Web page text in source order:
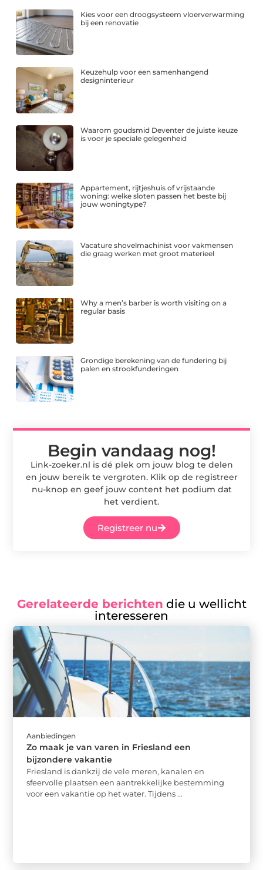
Kies voor een droogsysteem vloerverwarming
bij een renovatie
Keuzehulp voor een samenhangend
designinterieur
Waarom goudsmid Deventer de juiste keuze
is voor je speciale gelegenheid
Appartement, rijtjeshuis of vrijstaande
woning: welke sloten passen het beste bij
jouw woningtype?
Vacature shovelmachinist voor vakmensen
die graag werken met groot materieel
Why a men’s barber is worth visiting on a
regular basis
Grondige berekening van de fundering bij
palen en strookfunderingen
Begin vandaag nog!
Link-zoeker.nl is dé plek om jouw blog te delen
en jouw bereik te vergroten. Klik op de registreer
nu-knop en geef jouw content het podium dat
het verdient.
Registreer nu
Gerelateerde berichten die u wellicht
interesseren
Aanbiedingen
Zo maak je van varen in Friesland een
bijzondere vakantie
Friesland is dankzij de vele meren, kanalen en
sfeervolle plaatsen een aantrekkelijke bestemming
voor een vakantie op het water. Tijdens ...